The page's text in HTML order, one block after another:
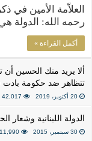
العلاّمة الأمين
رحمه الله: الدولة
أكمل القراءة »
ألا يريد منك الحسين
تتظاهر ضد حكومة بادت
20 أكتوبر، 2019 42,017
الدولة اللبنانية وشعار
30 سبتمبر، 2015 11,990